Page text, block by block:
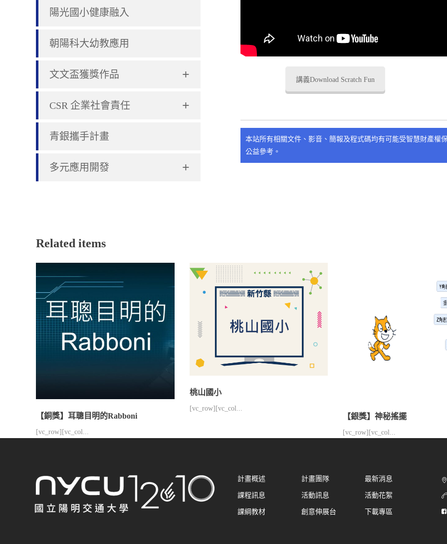
陽光國小健康融入
朝陽科大幼教應用
+
文文盃獲獎作品
+
CSR 企業社會責任
青銀攜手計畫
+
多元應用開發
講義Download Scratch Fun
本站所有相關文件、影音、簡報及程式碼均有可能受智慧財產權
公益參考。
Related items
【銅獎】耳聰目明的Rabboni
[vc_row][vc_col...
桃山國小
[vc_row][vc_col...
【銀獎】神秘搖擺
[vc_row][vc_col...
計畫概述 計畫團隊 最新消息
課程訊息 活動訊息 活動花絮
課綱教材 創意伸展台 下載專區